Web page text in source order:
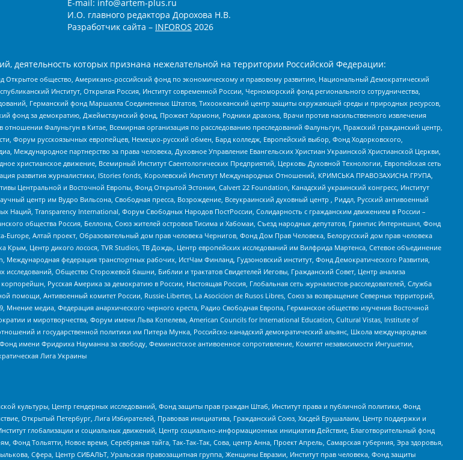
E-mail: info@artem-plus.ru
И.О. главного редактора Дорохова Н.В.
Разработчик сайта – INFOROS 2026
деятельность которых признана нежелательной на территории Российской Федерации:
общество, Американо-российский фонд по экономическому и правовому развитию, Национальный Демократический
Институт, Открытая Россия, Институт современной России, Черноморский фонд регионального сотрудничества,
Германский фонд Маршалла Соединенных Штатов, Тихоокеанский центр защиты окружающей среды и природных ресурсов,
фонд за демократию, Джеймстаунский фонд, Прожект Хармони, Родники дракона, Врачи против насильственного извлечения
Фалуньгун в Китае, Всемирная организация по расследованию преследований Фалуньгун, Пражский гражданский центр,
Форум русскоязычных европейцев, Немецко-русский обмен, Бард колледж, Европейский выбор, Фонд Ходорковского,
партнерство за права человека, Духовное Управление Евангельских Христиан Украинской Христианской Церкви,
христианское движение, Всемирный Институт Саентологических Предприятий, Церковь Духовной Технологии, Европейская сеть
развития журналистики, IStories fonds, Королевский Институт Международных Отношений, КРИМСЬКА ПРАВОЗАХИСНА ГРУПА,
Центральной и Восточной Европы, Фонд Открытой Эстонии, Calvert 22 Foundation, Канадский украинский конгресс, Институт
центр им Вудро Вильсона, Свободная пресса, Возрождение, Всеукраинский духовный центр , Риддл, Русский антивоенный
Transparеncy International, Форум Свободных Народов ПостРоссии, Солидарность с гражданским движением в России –
общества Россия, Беллона, Союз жителей островов Тисима и Хабомаи, Съезд народных депутатов, Гринпис Интернешнл, Фонд
Алтай проект, Образовательный дом прав человека Чернигов, Фонд Дом Прав Человека, Белорусский дом прав человека
Центр дикого лосося, TVR Studios, ТВ Дождь, Центр европейских исследований им Вилфрида Мартенса, Сетевое объединение
федерация транспортных рабочих, ИстЧам Финланд, Гудзоновский институт, Фонд Демократического Развития,
Общество Сторожевой башни, Библии и трактатов Свидетелей Иеговы, Гражданский Совет, Центр анализа
Русская Америка за демократию в России, Настоящая Россия, Глобальная сеть журналистов-расследователей, Служба
помощи, Антивоенный комитет России, Russie-Libertes, La Asocicion de Rusos Libres, Союз за возвращение Северных территорий,
медиа, Федерация анархического черного креста, Радио Свободная Европа, Германское общество изучения Восточной
и миротворчества, Форум имени Льва Копелева, American Councils for International Education, Cultural Vistas, Institute of
и государственной политики им Питера Мунка, Российско-канадский демократический альянс, Школа международных
имени Фридриха Науманна за свободу, Феминистское антивоенное сопротивление, Комитет независимости Ингушетии,
Лига Украины
культуры, Центр гендерных исследований, Фонд защиты прав граждан Штаб, Институт права и публичной политики, Фонд
Открытый Петербург, Лига Избирателей, Правовая инициатива, Гражданский Союз, Хасдей Ерушалаим, Центр поддержки и
глобализации и социальных движений, Центр социально-информационных инициатив Действие, Благотворительный фонд
Тольятти, Новое время, Серебряная тайга, Так-Так-Так, Сова, центр Анна, Проект Апрель, Самарская губерния, Эра здоровья,
Сфера, Центр СИБАЛЬТ, Уральская правозащитная группа, Женщины Евразии, Институт прав человека, Фонд защиты